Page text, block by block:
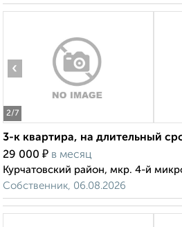
2/7
‹
3-к квартира, на длительный
29 000 ₽ в месяц
Курчатовский район, мкр. 4-й
Собственник, 06.08.2026